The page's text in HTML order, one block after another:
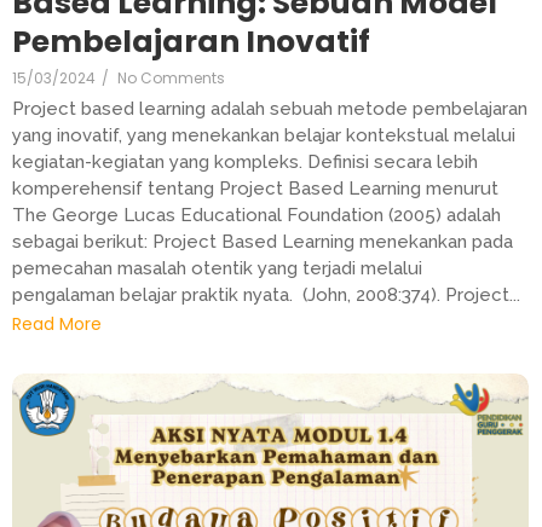
Pembelajaran Inovatif
15/03/2024 / No Comments
Project based learning adalah sebuah metode pembelajaran
yang inovatif, yang menekankan belajar kontekstual melalui
kegiatan-kegiatan yang kompleks. Definisi secara lebih
komperehensif tentang Project Based Learning menurut
The George Lucas Educational Foundation (2005) adalah
sebagai berikut: Project Based Learning menekankan pada
pemecahan masalah otentik yang terjadi melalui
pengalaman belajar praktik nyata. (John, 2008:374). Project...
Read More